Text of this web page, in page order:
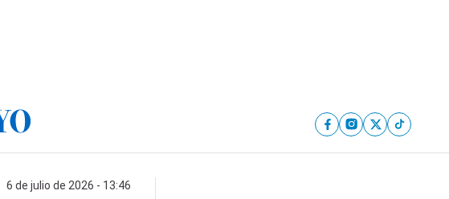
6 de julio de 2026 - 13:46